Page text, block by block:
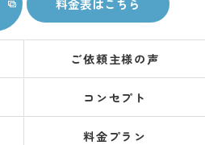
ご依頼主様の声
コンセプト
料金プラン